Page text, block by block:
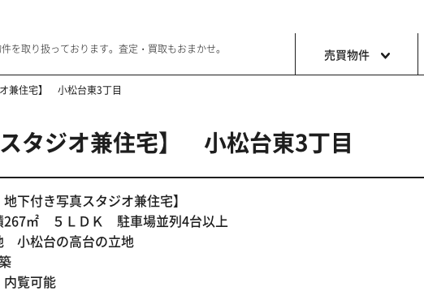
を取り扱っております。査定・買取もおまかせ。 売買物件
兼住宅】 小松台東3丁目
タジオ兼住宅】 小松台東3丁目
下付き写真スタジオ兼住宅】
㎡ ５ＬＤＫ 駐車場並列4台以上
小松台の高台の立地
覧可能